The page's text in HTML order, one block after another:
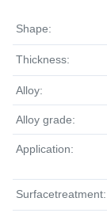
Shape:
Thickness:
Alloy:
Alloy grade:
Application:
Surfacetreatment: